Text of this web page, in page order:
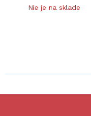
Nie je na sklade